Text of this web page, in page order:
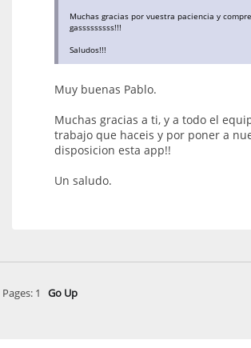
Muchas gracias por vuestra paciencia y
gasssssssss!!!
Saludos!!!
Muy buenas Pablo.
Muchas gracias a ti, y a todo el
trabajo que haceis y por poner a
disposicion esta app!!
Un saludo.
Pages: 1 Go Up